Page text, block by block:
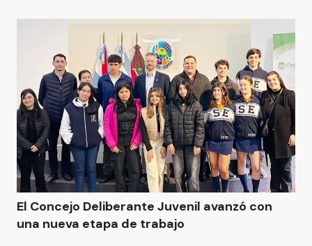
El Concejo Deliberante Juvenil avanzó con
una nueva etapa de trabajo